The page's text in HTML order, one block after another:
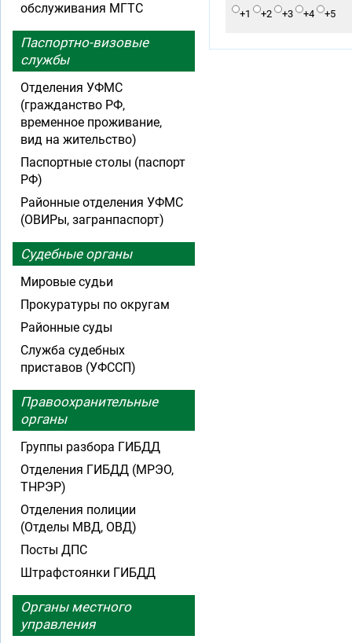
+1 +2 +3 +4 +5
обслуживания МГТС
Паспортно-визовые
службы
Отделения УФМС
(гражданство РФ,
временное проживание,
вид на жительство)
Паспортные столы (паспорт
РФ)
Районные отделения УФМС
(ОВИРы, загранпаспорт)
Судебные органы
Мировые судьи
Прокуратуры по округам
Районные суды
Служба судебных
приставов (УФССП)
Правоохранительные
органы
Группы разбора ГИБДД
Отделения ГИБДД (МРЭО,
ТНРЭР)
Отделения полиции
(Отделы МВД, ОВД)
Посты ДПС
Штрафстоянки ГИБДД
Органы местного
управления